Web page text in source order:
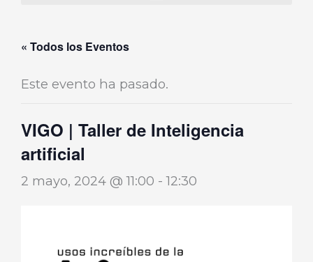
« Todos los Eventos
Este evento ha pasado.
VIGO | Taller de Inteligencia
artificial
2 mayo, 2024 @ 11:00 -12:30